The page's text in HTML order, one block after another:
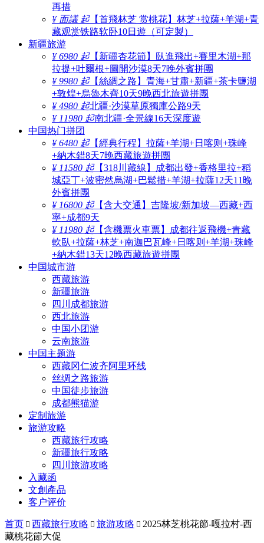
再措
¥ 面議 起【首飛林芝 赏桃花】林芝+拉薩+羊湖+青
藏观赏铁路软卧10日遊（可定製）
新疆旅游
¥ 6980 起【新疆杏花節】臥進飛出+賽里木湖+那
拉提+吐爾根+圖開沙漠8天7晚外賓拼團
¥ 9980 起【絲綢之路】青海+甘肅+新疆+茶卡鹽湖
+敦煌+烏魯木齊10天9晚西北旅遊拼團
¥ 4980 起北疆·沙漠草原獨庫公路9天
¥ 11980 起南北疆·全景線16天深度遊
中国热门拼团
¥ 6480 起【經典行程】拉薩+羊湖+日喀则+珠峰
+納木錯8天7晚西藏旅遊拼團
¥ 11580 起【318川藏線】成都出發+香格里拉+稻
城亞丁+波密然烏湖+巴鬆措+羊湖+拉薩12天11晚
外賓拼團
¥ 16800 起【含大交通】吉隆坡/新加坡—西藏+西
寧+成都9天
¥ 11980 起【含機票火車票】成都往返飛機+青藏
軟臥+拉薩+林芝+南迦巴瓦峰+日喀则+羊湖+珠峰
+納木錯13天12晚西藏旅遊拼團
中国城市游
西藏旅游
新疆旅游
四川成都旅游
西北旅游
中国小团游
云南旅游
中国主题游
西藏冈仁波齐阿里环线
丝绸之路旅游
中国徒步旅游
成都熊猫游
定制旅游
旅游攻略
西藏旅行攻略
新疆旅行攻略
四川旅游攻略
入藏函
文創產品
客户评价
首页  西藏旅行攻略  旅游攻略  2025林芝桃花節-嘎拉村-西
藏桃花節大促